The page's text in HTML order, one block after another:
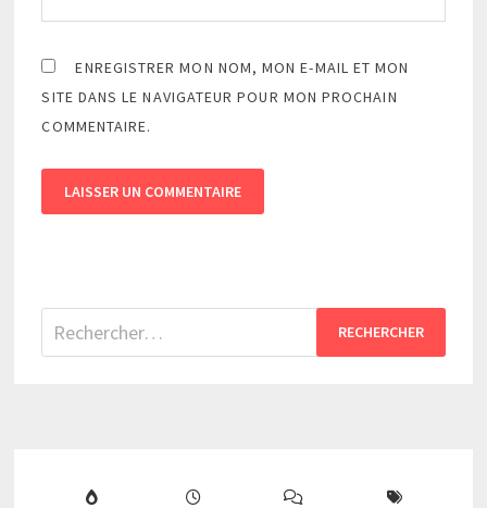
ENREGISTRER MON NOM, MON E-MAIL ET MON
SITE DANS LE NAVIGATEUR POUR MON PROCHAIN
COMMENTAIRE.
Rechercher :